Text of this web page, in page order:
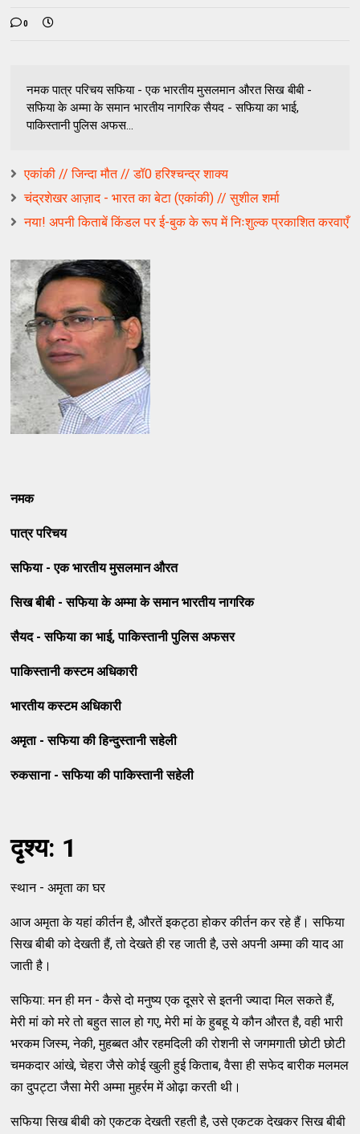
0
नमक पात्र परिचय सफिया - एक भारतीय मुसलमान औरत सिख बीबी -
सफिया के अम्मा के समान भारतीय नागरिक सैयद - सफिया का भाई,
पाकिस्तानी पुलिस अफस...
एकांकी // जिन्‍दा मौत // डॉ0 हरिश्‍चन्‍द्र शाक्‍य
चंद्रशेखर आज़ाद - भारत का बेटा (एकांकी) // सुशील शर्मा
नया! अपनी किताबें किंडल पर ई-बुक के रूप में निःशुल्क प्रकाशित करवाएँ
नमक
पात्र परिचय
सफिया - एक भारतीय मुसलमान औरत
सिख बीबी - सफिया के अम्मा के समान भारतीय नागरिक
सैयद - सफिया का भाई, पाकिस्तानी पुलिस अफसर
पाकिस्तानी कस्टम अधिकारी
भारतीय कस्टम अधिकारी
अमृता - सफिया की हिन्दुस्तानी सहेली
रुकसाना - सफिया की पाकिस्तानी सहेली
दृश्य: 1
स्थान - अमृता का घर
आज अमृता के यहां कीर्तन है, औरतें इकट्ठा होकर कीर्तन कर रहे हैं। सफिया
सिख बीबी को देखती हैं, तो देखते ही रह जाती है, उसे अपनी अम्मा की याद आ
जाती है।
सफिया: मन ही मन - कैसे दो मनुष्य एक दूसरे से इतनी ज्यादा मिल सकते हैं,
मेरी मां को मरे तो बहुत साल हो गए, मेरी मां के हुबहू ये कौन औरत है, वही भारी
भरकम जिस्म, नेकी, मुहब्बत और रहमदिली की रोशनी से जगमगाती छोटी छोटी
चमकदार आंखे, चेहरा जैसे कोई खुली हुई किताब, वैसा ही सफेद बारीक मलमल
का दुपट्टा जैसा मेरी अम्मा मुहर्रम में ओढ़ा करती थी।
सफिया सिख बीबी को एकटक देखती रहती है, उसे एकटक देखकर सिख बीबी